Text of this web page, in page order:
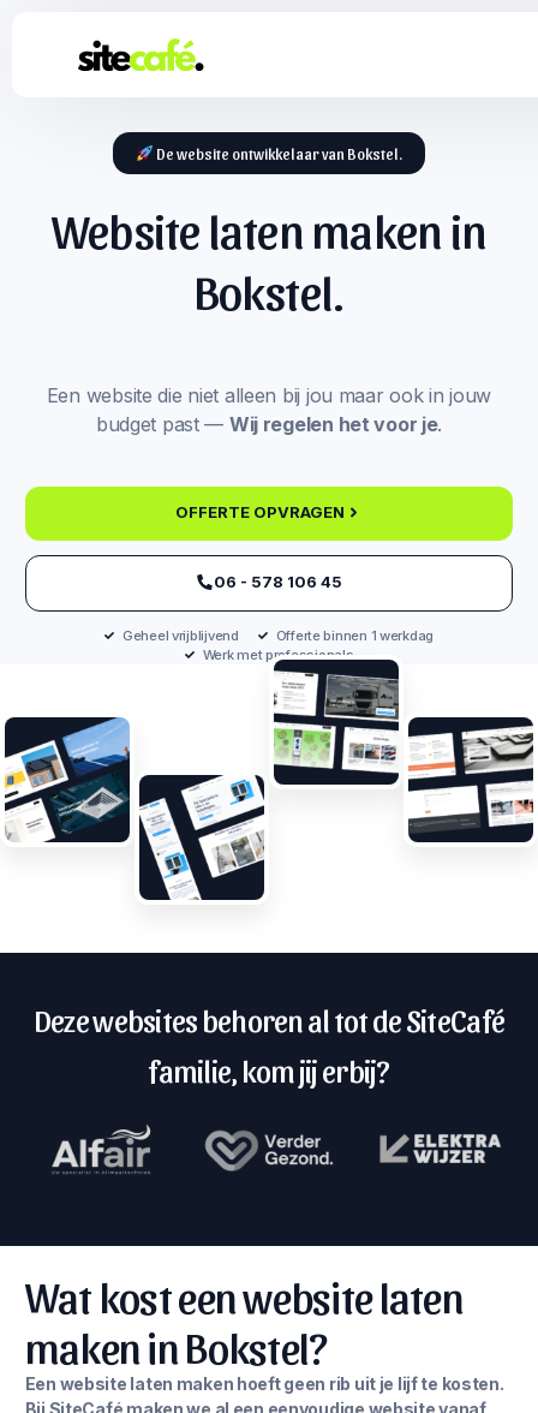
De website ontwikkelaar van Bokstel.
Website laten maken in
Bokstel.
Een website die niet alleen bij jou maar ook in jouw
budget past — Wij regelen het voor je.
OFFERTE OPVRAGEN
‪06 - 578 106 45‬
Geheel vrijblijvend
Offerte binnen 1 werkdag
Werk met professionals
Deze websites behoren al tot de SiteCafé
familie, kom jij erbij?
Wat kost een website laten
maken in Bokstel?
Een website laten maken hoeft geen rib uit je lijf te kosten.